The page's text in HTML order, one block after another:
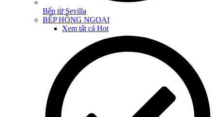
Bếp từ Sevilla
BẾP HỒNG NGOẠI
Xem tất cả Hot